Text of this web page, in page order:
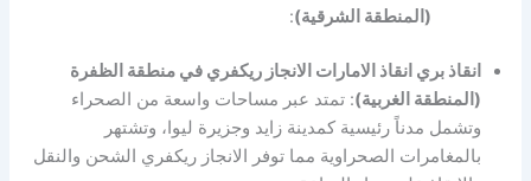
(المنطقة الشرقية):
انقاذ بري انقاذ الامارات الانجاز ريكفري في منطقة الظفرة
(المنطقة الغربية): تمتد عبر مساحات واسعة من الصحراء
وتشمل مدناً رئيسية كمدينة زايد وجزيرة ليوا، وتشتهر
بالمغامرات الصحراوية مما توفر الانجاز ريكفري الشحن والنقل